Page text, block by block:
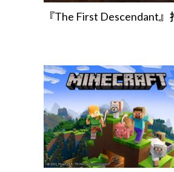
『The First Descendant